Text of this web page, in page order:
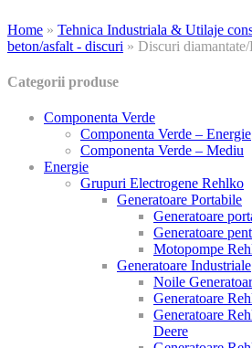
Home » Tehnica Industriala & Utilaje
beton/asfalt - discuri » Discuri
Categorii produse
Componenta Verde
Componenta Verde – Energie
Componenta Verde – Mediu
Energie
Grupuri Electrogene Rehlko
Generatoare Portabile
Generatoare
Generatoare
Motopompe
Generatoare Industriale
Noile
Generatoare
Generatoare
Deere